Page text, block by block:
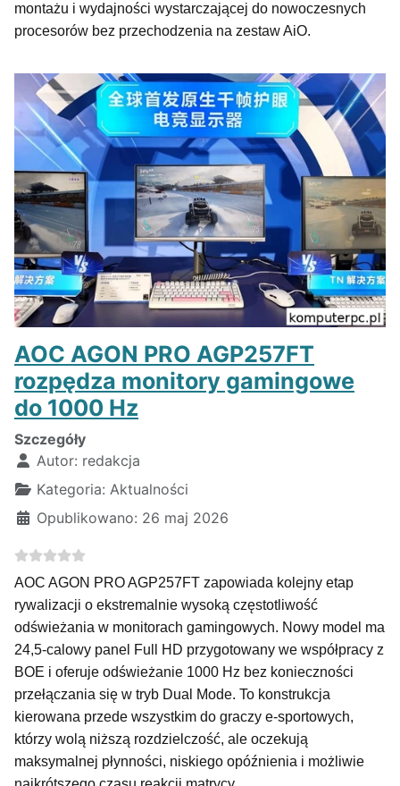
montażu i wydajności wystarczającej do nowoczesnych
procesorów bez przechodzenia na zestaw AiO.
AOC AGON PRO AGP257FT
rozpędza monitory gamingowe
do 1000 Hz
Szczegóły
Autor: redakcja
Kategoria: Aktualności
Opublikowano: 26 maj 2026
AOC AGON PRO AGP257FT zapowiada kolejny etap
rywalizacji o ekstremalnie wysoką częstotliwość
odświeżania w monitorach gamingowych. Nowy model ma
24,5-calowy panel Full HD przygotowany we współpracy z
BOE i oferuje odświeżanie 1000 Hz bez konieczności
przełączania się w tryb Dual Mode. To konstrukcja
kierowana przede wszystkim do graczy e-sportowych,
którzy wolą niższą rozdzielczość, ale oczekują
maksymalnej płynności, niskiego opóźnienia i możliwie